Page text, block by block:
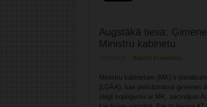
Augstākā tiesa:
Ministru kabinetu
Rakstīt komentāru
Ministru kabinetam (MK) ir
(LĢĀA), kas pielīdzināma ģimenes
slēgt koplīgumu ar MK, secinājusi